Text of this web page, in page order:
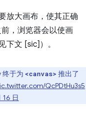
放大画布，使其正确
，浏览器会以使画
下文 [sic]）。
终于为 <canvas> 推出了
QcPDtHu3s5
16 日